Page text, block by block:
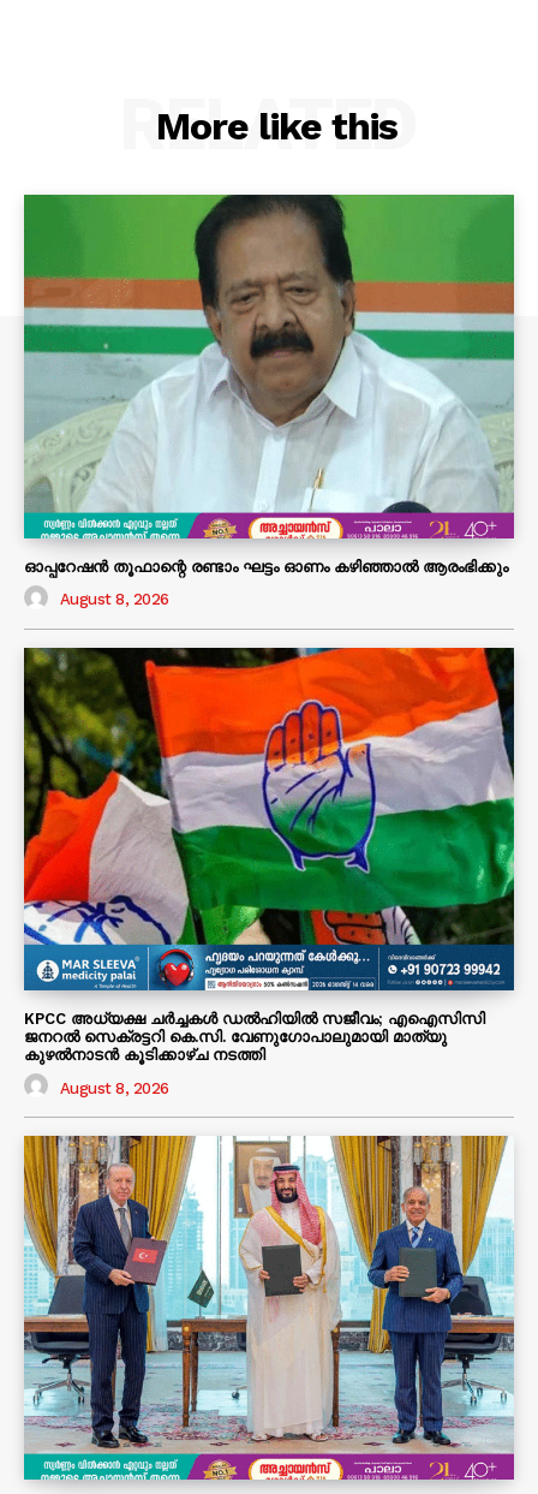
More like this
RELATED
ഓപ്പറേഷൻ തൂഫാന്റെ രണ്ടാം ഘട്ടം ഓണം കഴിഞ്ഞാൽ ആരംഭിക്കും
August 8, 2026
KPCC അധ്യക്ഷ ചർച്ചകൾ ഡൽഹിയിൽ സജീവം; എഐസിസി
ജനറൽ സെക്രട്ടറി കെ.സി. വേണുഗോപാലുമായി മാത്യു
കുഴൽനാടൻ കൂടിക്കാഴ്ച നടത്തി
August 8, 2026